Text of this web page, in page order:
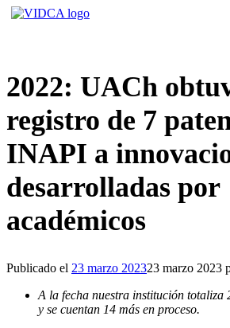
Saltar
2022: UACh
registro de 7
INAPI a
desarrolladas por
académicos
Publicado el 23 marzo 202323 marzo 2023
A la fecha nuestra institución totaliza
y se cuentan 14 más en proceso.